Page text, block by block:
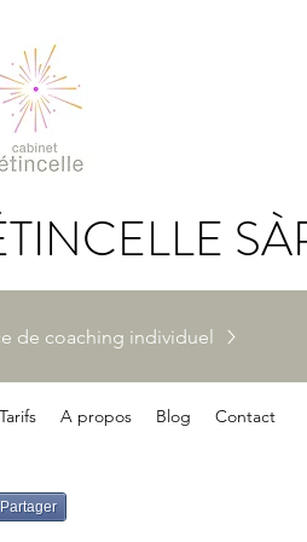
Tarifs A propos Blog Contact
de coaching individuel
Partager